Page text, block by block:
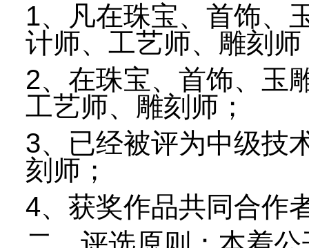
1、凡在珠宝、首饰、
计师、工艺师、雕刻师
2、在珠宝、首饰、玉
工艺师、雕刻师；
3、已经被评为中级技
刻师；
4、获奖作品共同合作